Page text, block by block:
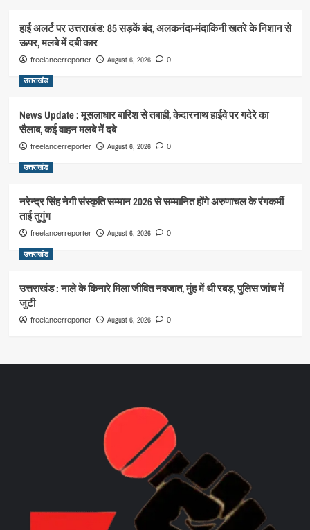
हाई अलर्ट पर उत्तराखंड: 85 सड़कें बंद, अलकनंदा-मंदाकिनी खतरे के निशान से
ऊपर, मलबे में दबी कार
freelancerreporter August 6, 2026 0
उत्तराखंड
News Update : मूसलाधार बारिश से तबाही, केदारनाथ हाईवे पर गदेरे का
सैलाब, कई वाहन मलबे में दबे
freelancerreporter August 6, 2026 0
उत्तराखंड
नरेन्द्र सिंह नेगी संस्कृति सम्मान 2026 से सम्मानित होंगे अरुणाचल के रंगकर्मी
ताई तुगुंग
freelancerreporter August 6, 2026 0
उत्तराखंड
उत्तराखंड : नाले के किनारे मिला जीवित नवजात, मुंह में थी रबड़, पुलिस जांच में
जुटी
freelancerreporter August 6, 2026 0